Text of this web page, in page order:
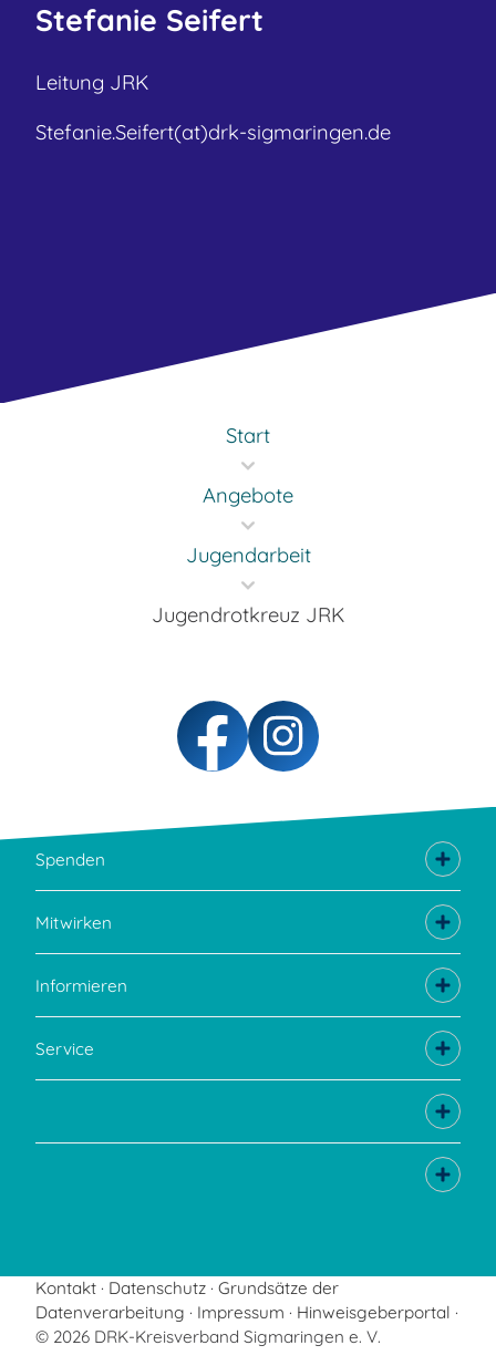
Stefanie Seifert
Leitung JRK
Stefanie.Seifert(at)drk-sigmaringen.de
Start
Angebote
Jugendarbeit
Jugendrotkreuz JRK
Spenden
Mitwirken
Informieren
Service
Kontakt Datenschutz Grundsätze der
Datenverarbeitung
Impressum
Hinweisgeberportal
© 2026 DRK-Kreisverband Sigmaringen e. V.